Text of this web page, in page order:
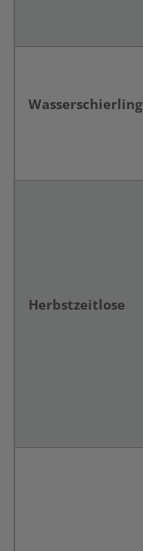
Wasserschierling
Herbstzeitlose